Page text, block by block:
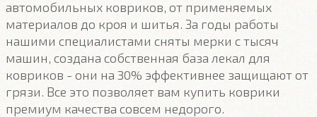
автомобильных ковриков, от применяемых
материалов до кроя и шитья. За годы работы
нашими специалистами сняты мерки с тысяч
машин, создана собственная база лекал для
ковриков - они на 30% эффективнее защищают от
грязи. Все это позволяет вам купить коврики
премиум качества совсем недорого.